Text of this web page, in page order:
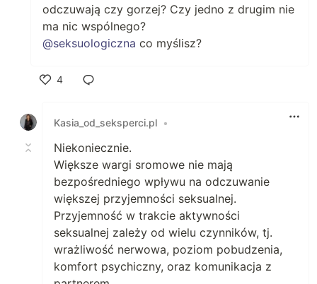
odczuwają czy gorzej? Czy jedno z drugim nie
ma nic wspólnego?
@seksuologiczna co myślisz?
4
Kasia_od_seksperci.pl •
Niekoniecznie.
Większe wargi sromowe nie mają
bezpośredniego wpływu na odczuwanie
większej przyjemności seksualnej.
Przyjemność w trakcie aktywności
seksualnej zależy od wielu czynników, tj.
wrażliwość nerwowa, poziom pobudzenia,
komfort psychiczny, oraz komunikacja z